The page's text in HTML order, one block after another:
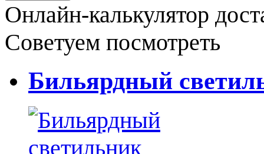
Онлайн-калькулятор
Советуем посмотреть
Бильярдный